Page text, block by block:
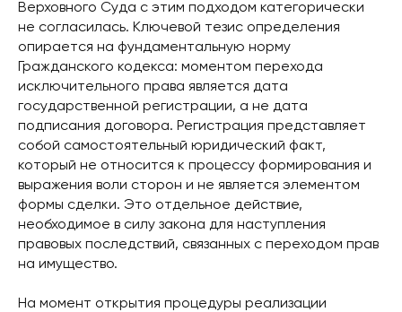
Верховного Суда с этим подходом категорически
не согласилась. Ключевой тезис определения
опирается на фундаментальную норму
Гражданского кодекса: моментом перехода
исключительного права является дата
государственной регистрации, а не дата
подписания договора. Регистрация представляет
собой самостоятельный юридический факт,
который не относится к процессу формирования и
выражения воли сторон и не является элементом
формы сделки. Это отдельное действие,
необходимое в силу закона для наступления
правовых последствий, связанных с переходом прав
на имущество.
На момент открытия процедуры реализации